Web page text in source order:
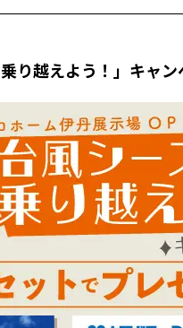
り越えよう！」キャン